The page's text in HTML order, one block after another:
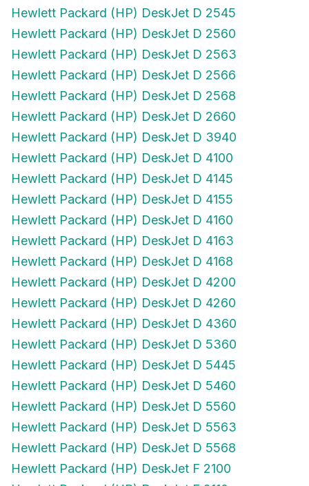
Hewlett Packard (HP) DeskJet D 2545
Hewlett Packard (HP) DeskJet D 2560
Hewlett Packard (HP) DeskJet D 2563
Hewlett Packard (HP) DeskJet D 2566
Hewlett Packard (HP) DeskJet D 2568
Hewlett Packard (HP) DeskJet D 2660
Hewlett Packard (HP) DeskJet D 3940
Hewlett Packard (HP) DeskJet D 4100
Hewlett Packard (HP) DeskJet D 4145
Hewlett Packard (HP) DeskJet D 4155
Hewlett Packard (HP) DeskJet D 4160
Hewlett Packard (HP) DeskJet D 4163
Hewlett Packard (HP) DeskJet D 4168
Hewlett Packard (HP) DeskJet D 4200
Hewlett Packard (HP) DeskJet D 4260
Hewlett Packard (HP) DeskJet D 4360
Hewlett Packard (HP) DeskJet D 5360
Hewlett Packard (HP) DeskJet D 5445
Hewlett Packard (HP) DeskJet D 5460
Hewlett Packard (HP) DeskJet D 5560
Hewlett Packard (HP) DeskJet D 5563
Hewlett Packard (HP) DeskJet D 5568
Hewlett Packard (HP) DeskJet F 2100
Hewlett Packard (HP) DeskJet F 2110